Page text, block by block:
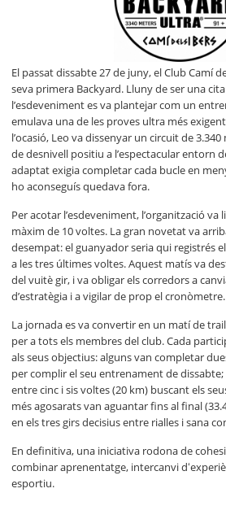
El passat dissabte 27 de juny, el Club Camí
seva primera Backyard. Lluny de ser una
l’esdeveniment es va plantejar com un
emulava una de les proves ultra més
l’ocasió, Leo va dissenyar un circuit de
de desnivell positiu a l’espectacular entorn
adaptat exigia completar cada bucle en
ho aconseguís quedava fora.
Per acotar l’esdeveniment, l’organització
màxim de 10 voltes. La gran novetat va
desempat: el guanyador seria qui registrés
a les tres últimes voltes. Aquest matís va
del vuitè gir, i va obligar els corredors a
d’estratègia i a vigilar de prop el cronòmetre.
La jornada es va convertir en un matí de
per a tots els membres del club. Cada
als seus objectius: alguns van completar
per complir el seu entrenament de
entre cinc i sis voltes (20 km) buscant els
més agosarats van aguantar fins al final
en els tres girs decisius entre rialles i sana
En definitiva, una iniciativa rodona de
combinar aprenentatge, intercanvi
esportiu.